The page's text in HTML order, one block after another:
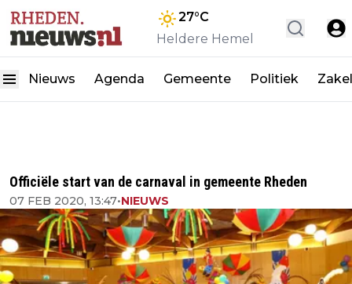
27°C
Heldere Hemel
Nieuws Agenda Gemeente Politiek
Officiële start van de carnaval in gemeente Rheden
07 FEB 2020, 13:47•NIEUWS